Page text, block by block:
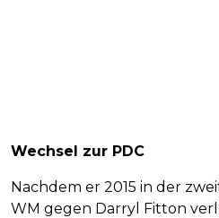
Wechsel zur PDC
Nachdem er 2015 in der
WM gegen Darryl Fitton